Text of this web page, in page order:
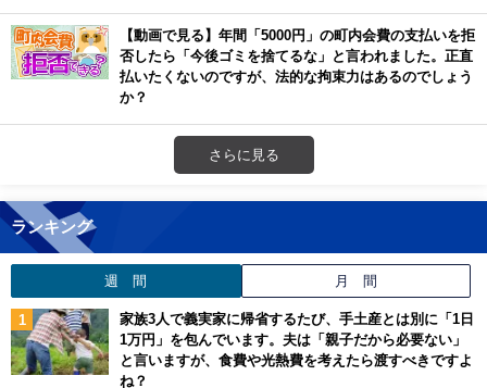
【動画で見る】年間「5000円」の町内会費の支払いを拒
否したら「今後ゴミを捨てるな」と言われました。正直
払いたくないのですが、法的な拘束力はあるのでしょう
か？
さらに見る
ランキング
週 間 月 間
家族3人で義実家に帰省するたび、手土産とは別に「1日
1万円」を包んでいます。夫は「親子だから必要ない」
と言いますが、食費や光熱費を考えたら渡すべきですよ
ね？